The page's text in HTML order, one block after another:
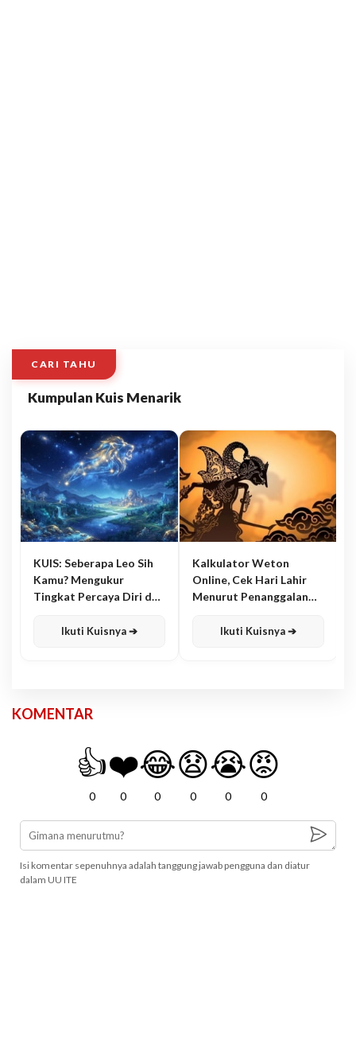
CARI TAHU
Kumpulan Kuis Menarik
KUIS: Seberapa Leo Sih
Kamu? Mengukur
Tingkat Percaya Diri dan
Ikuti Kuisnya ➔
Kalkulator Weton
Online, Cek Hari Lahir
Menurut Penanggalan
Ikuti Kuisnya ➔
KOMENTAR
👍
0
❤️
0
😂
0
😧
0
😭
0
😡
0
Isi komentar sepenuhnya adalah tanggung jawab pengguna dan diatur
dalam UU ITE